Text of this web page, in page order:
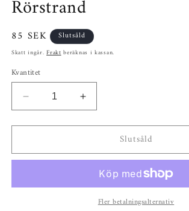
Rörstrand
Ordinarie
pris
85 SEK Slutsåld
Skatt ingår.Fraktberäknas i kassan.
Kvantitet
Minska
kvantitet
för
djup
-
Öka
kvantitet
för
djup
tallrik
-
Rörstrand
Slutsåld
Fler betalningsalternativ